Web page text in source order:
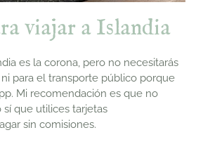
viajar a Islandia
es la corona, pero no necesitarás
ni para el transporte público porque
Mi recomendación es que no
que utilices tarjetas
sin comisiones.